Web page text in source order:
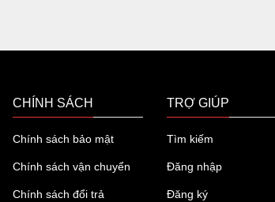
CHÍNH SÁCH
Chính sách bảo mật
Chính sách vận chuyển
Chính sách đổi trả
TRỢ GIÚP
Tìm kiếm
Đăng nhập
Đăng ký